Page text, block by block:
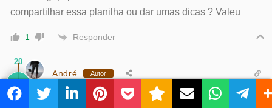
compartilhar essa planilha ou dar umas dicas ? Valeu
1 Responder
André Autor
Reply toVagabundo 1 ano atrás
20